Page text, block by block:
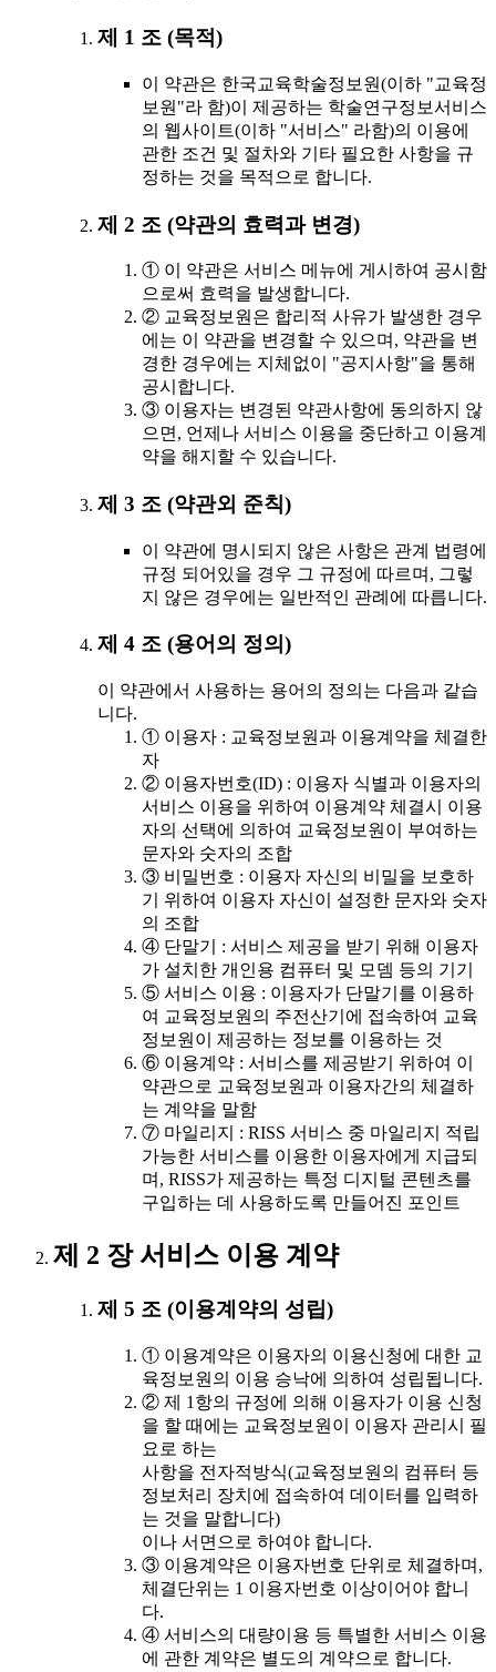
제 1 조 (목적)
이 약관은 한국교육학술정보원(이하 "교육정
보원"라 함)이 제공하는 학술연구정보서비스
의 웹사이트(이하 "서비스" 라함)의 이용에
관한 조건 및 절차와 기타 필요한 사항을 규
정하는 것을 목적으로 합니다.
제 2 조 (약관의 효력과 변경)
① 이 약관은 서비스 메뉴에 게시하여 공시함
으로써 효력을 발생합니다.
② 교육정보원은 합리적 사유가 발생한 경우
에는 이 약관을 변경할 수 있으며, 약관을 변
경한 경우에는 지체없이 "공지사항"을 통해
공시합니다.
③ 이용자는 변경된 약관사항에 동의하지 않
으면, 언제나 서비스 이용을 중단하고 이용계
약을 해지할 수 있습니다.
제 3 조 (약관외 준칙)
이 약관에 명시되지 않은 사항은 관계 법령에
규정 되어있을 경우 그 규정에 따르며, 그렇
지 않은 경우에는 일반적인 관례에 따릅니다.
제 4 조 (용어의 정의)
이 약관에서 사용하는 용어의 정의는 다음과 같습
니다.
① 이용자 : 교육정보원과 이용계약을 체결한
자
② 이용자번호(ID) : 이용자 식별과 이용자의
서비스 이용을 위하여 이용계약 체결시 이용
자의 선택에 의하여 교육정보원이 부여하는
문자와 숫자의 조합
③ 비밀번호 : 이용자 자신의 비밀을 보호하
기 위하여 이용자 자신이 설정한 문자와 숫자
의 조합
④ 단말기 : 서비스 제공을 받기 위해 이용자
가 설치한 개인용 컴퓨터 및 모뎀 등의 기기
⑤ 서비스 이용 : 이용자가 단말기를 이용하
여 교육정보원의 주전산기에 접속하여 교육
정보원이 제공하는 정보를 이용하는 것
⑥ 이용계약 : 서비스를 제공받기 위하여 이
약관으로 교육정보원과 이용자간의 체결하
는 계약을 말함
⑦ 마일리지 : RISS 서비스 중 마일리지 적립
가능한 서비스를 이용한 이용자에게 지급되
며, RISS가 제공하는 특정 디지털 콘텐츠를
구입하는 데 사용하도록 만들어진 포인트
제 2 장 서비스 이용 계약
제 5 조 (이용계약의 성립)
① 이용계약은 이용자의 이용신청에 대한 교
육정보원의 이용 승낙에 의하여 성립됩니다.
② 제 1항의 규정에 의해 이용자가 이용 신청
을 할 때에는 교육정보원이 이용자 관리시 필
요로 하는
사항을 전자적방식(교육정보원의 컴퓨터 등
정보처리 장치에 접속하여 데이터를 입력하
는 것을 말합니다)
이나 서면으로 하여야 합니다.
③ 이용계약은 이용자번호 단위로 체결하며,
체결단위는 1 이용자번호 이상이어야 합니
다.
④ 서비스의 대량이용 등 특별한 서비스 이용
에 관한 계약은 별도의 계약으로 합니다.